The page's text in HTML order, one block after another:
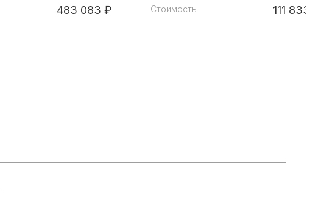
483 083 ₽ Стоимость 111 833 ₽